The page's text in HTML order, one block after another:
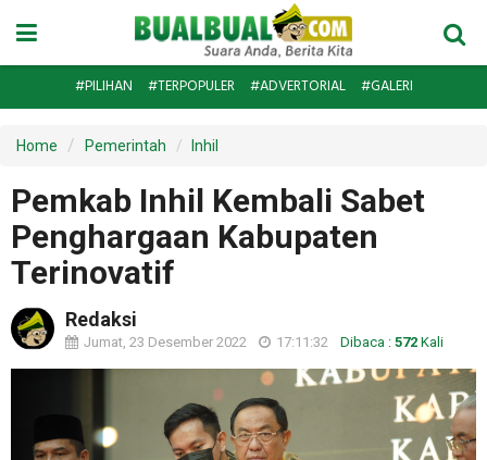
#PILIHAN #TERPOPULER #ADVERTORIAL #GALERI
Home Pemerintah Inhil
Pemkab Inhil Kembali Sabet
Penghargaan Kabupaten
Terinovatif
Redaksi
Jumat, 23 Desember 2022 17:11:32 Dibaca : 572 Kali